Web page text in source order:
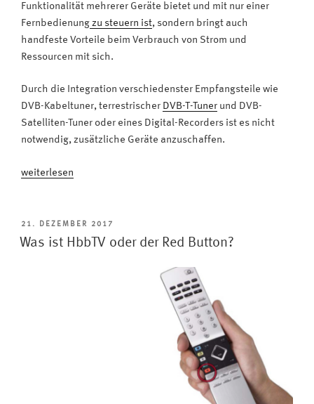
Funktionalität mehrerer Geräte bietet und mit nur einer
Fernbedienung zu steuern ist, sondern bringt auch
handfeste Vorteile beim Verbrauch von Strom und
Ressourcen mit sich.
Durch die Integration verschiedenster Empfangsteile wie
DVB-Kabeltuner, terrestrischer DVB-T-Tuner und DVB-
Satelliten-Tuner oder eines Digital-Recorders ist es nicht
notwendig, zusätzliche Geräte anzuschaffen.
„Integration
Ein
Metz
weiterlesen
VERÖFFENTLICHT
AM
21. DEZEMBER 2017
Was ist HbbTV oder der Red Button?